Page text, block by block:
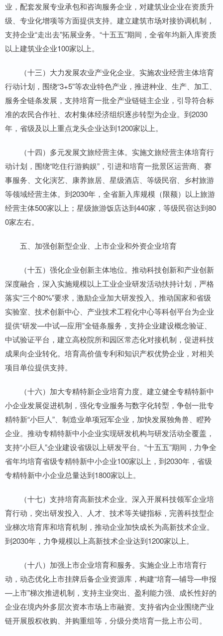
业，配套发展专业承包和咨询服务企业，对建筑业企业在资质升
级、专业化增项等方面提供支持。建立建筑市场对接协调机制，
支持企业“走出去”拓展业务。“十五五”期间，全省年均新入库资质
以上建筑业企业100家以上。
（十三）大力发展农业产业化企业。实施农业经营主体培育
行动计划，围绕“3+5”等农业特色产业，推进种业、生产、加工、
服务全链条发展，支持培育一批全产业链链主企业，引导符合标
准的农民合作社、农村集体经济组织逐步转型为企业。到2030
年，省级及以上重点龙头企业达到1200家以上。
（十四）多元发展文旅经营主体。实施文旅经营主体培育行
动计划，围绕“吃住行游购娱”，引进和培育一批景区运营商、赛
事服务、文化演艺、康养旅居、星级酒店、等级民宿、乡村旅游
等领域经营主体。到2030年，全省新入库规模（限额）以上旅游
经营主体500家以上；星级旅游饭店达到440家，等级民宿达到80
0家左右。
五、加强创新型企业、上市企业和外资企业培育
（十五）强化企业创新主体地位。推动科技创新和产业创新
深度融合，深入实施规模以上工业企业研发活动扶持计划，严格
落实“三个80%”要求，激励企业加大研发投入。推动国家和省级
实验室、技术创新中心、产业技术工程化中心等科创平台为企业
提供“研发—中试—应用”全链条服务，支持企业建设概念验证、
中试验证平台，建立高校院所和园区常态化对接机制，促进科技
成果向企业转化。培育高价值专利和知识产权优势企业，对相关
项目单位提供支持。
（十六）加大专精特新企业培育力度。建立健全专精特新中
小企业发展促进机制，强化专业服务与数字化转型，争创一批专
精特新“小巨人”、制造业单项冠军企业，加快发展独角兽、瞪羚
企业。推动专精特新中小企业实现研发机构与研发活动全覆盖，
支持“小巨人”企业建设省级以上研发平台。“十五五”期间，力争全
省年均培育省级专精特新中小企业100家以上，到2030年，省级
专精特新中小企业总量达到1800家以上。
（十七）支持培育高新技术企业。深入开展科技领军企业培
育行动，突出研发投入、人才、技术等关键指标，完善科技型企
业梯次培育库和培育机制，推动企业加快成长为高新技术企业。
到2030年，力争规模以上高新技术企业达到1200家以上。
（十八）加强上市企业培育和服务。实施企业上市培育行
动，动态优化上市挂牌后备企业资源库，构建“培育—辅导—申报
—上市”梯次推进机制，支持主业突出、盈利能力强、成长性好的
企业在境内外多层次资本市场上市融资。支持省内企业围绕产业
链开展股权收购、并购重组等，分级分类培育一批上市公司。